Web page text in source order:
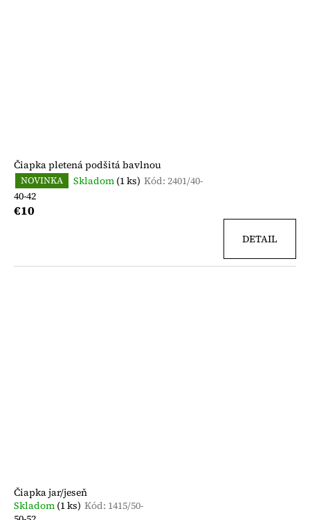
Čiapka pletená podšitá bavlnou
NOVINKA Skladom (1 ks) Kód: 2401/40-
40-42
€10
DETAIL
Čiapka jar/jeseň
Skladom (1 ks) Kód: 1415/50-